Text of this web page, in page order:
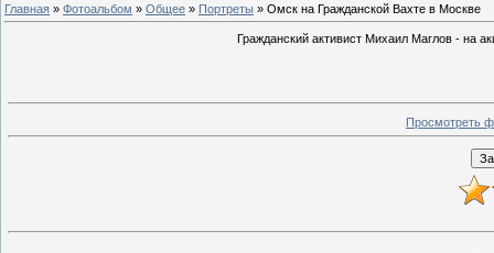
Главная » Фотоальбом » Общее » Портреты » Омск на Гражданской Вахте в Москве
Гражданский активист Михаил Маглов - на
Просмотреть